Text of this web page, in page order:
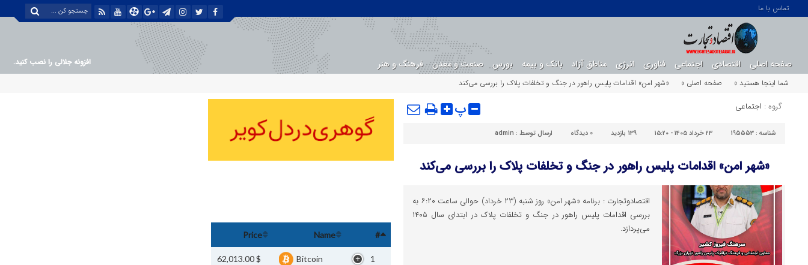
تماس با ما
صفحه اصلی اقتصادی اجتماعی فناوری انرژی مناطق آزاد بانک و بیمه بورس صنعت و معدن فرهنگ و هنر
افزونه جلالی را نصب کنید.
شما اینجا هستید »
صفحه اصلی » «شهر امن» اقدامات پلیس راهور در جنگ و تخلفات پلاک را بررسی می‌کند
گروه : اجتماعی پ
شناسه : 195553 ۲۳ خرداد ۱۴۰۵ - ۱۵:۲۰ 139 بازدید 0 دیدگاه ارسال توسط : admin
«شهر امن» اقدامات پلیس راهور در جنگ و تخلفات پلاک را بررسی می‌کند
اقتصادوتجارت : برنامه «شهر امن» روز شنبه (۲۳ خرداد) حوالی ساعت ۶:۲۰ به
بررسی اقدامات پلیس راهور در جنگ و تخلفات پلاک در ابتدای سال ۱۴۰۵
می‌پردازد.
#
Name
Price
1
Bitcoin
$ 62,013.00